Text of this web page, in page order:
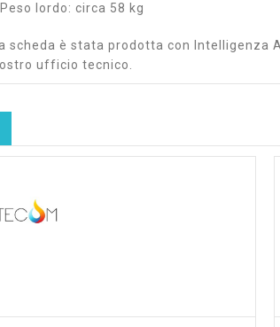
lordo: circa 58 kg
scheda è stata prodotta con
ufficio tecnico.